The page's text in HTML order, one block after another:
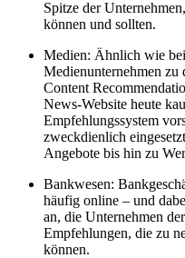
Spitze der
können und sollten.
Medien: Ähnlich wie
Medienunternehmen zu
Content
News-Website heute
Empfehlungssystem
zweckdienlich
Angebote bis hin zu
Bankwesen:
häufig online – und
an, die Unternehmen
Empfehlungen, die zu
können.